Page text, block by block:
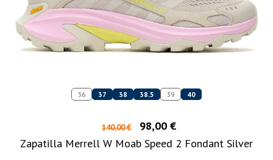
36 37 38 38.5 39 40
140,00 €
98,00 €
Zapatilla Merrell W Moab Speed 2 Fondant Silver